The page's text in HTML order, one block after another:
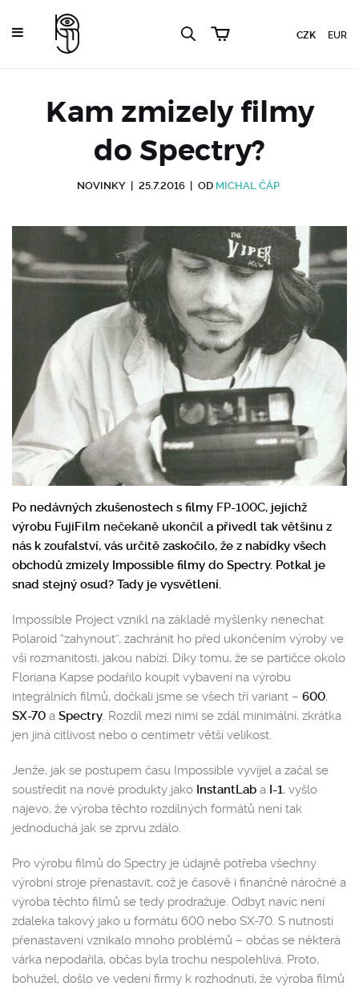
CZK EUR
Kam zmizely filmy
do Spectry?
NOVINKY 25.7.2016 OD MICHAL ČÁP
Po nedávných zkušenostech s filmy FP-100C, jejichž
výrobu FujiFilm nečekaně ukončil a přivedl tak většinu z
nás k zoufalství, vás určitě zaskočilo, že z nabídky všech
obchodů zmizely Impossible filmy do Spectry. Potkal je
snad stejný osud? Tady je vysvětlení.
Impossible Project vznikl na základě myšlenky nenechat
Polaroid “zahynout”, zachránit ho před ukončením výroby ve
vší rozmanitosti, jakou nabízí. Díky tomu, že se partičce okolo
Floriana Kapse podařilo koupit vybavení na výrobu
integrálních filmů, dočkali jsme se všech tří variant – 600,
SX-70 a Spectry. Rozdíl mezi nimi se zdál minimální, zkrátka
jen jiná citlivost nebo o centimetr větší velikost.
Jenže, jak se postupem času Impossible vyvíjel a začal se
soustředit na nové produkty jako InstantLab a I-1, vyšlo
najevo, že výroba těchto rozdílných formátů není tak
jednoduchá jak se zprvu zdálo.
Pro výrobu filmů do Spectry je údajně potřeba všechny
výrobní stroje přenastavit, což je časově i finančně náročné a
výroba těchto filmů se tedy prodražuje. Odbyt navíc není
zdaleka takový jako u formátu 600 nebo SX-70. S nutností
přenastavení vznikalo mnoho problémů – občas se některá
várka nepodařila, občas byla trochu nespolehlivá. Proto,
bohužel, došlo ve vedení firmy k rozhodnutí, že výroba filmů